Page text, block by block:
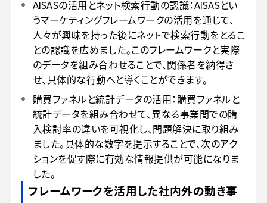
AISASの活用とネット検索行動の認識：AISASとい
うマーケティングフレームワークの活用を通じて、
人々が興味を持った後にネットで検索行動をとるこ
との認識を広めました。このフレームワークと実際
のデータを組み合わせることで、関係者を納得さ
せ、具体的な行動へと導くことができます。
購買ファネルと統計データの活用：購買ファネルと
統計データを組み合わせて、異なる事業間での購
入検討率の違いを可視化し、問題解決に取り組み
ました。具体的な数字を提示することで、次のアク
ションを促す際に有効な情報提供が可能になりま
した。
フレームワークを活用した社内外の動き事